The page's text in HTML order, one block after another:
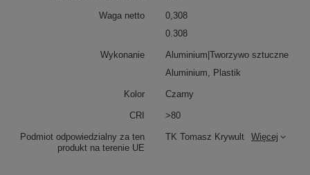
Podmiot odpowiedzialny za ten
produkt na terenie UE
TK Tomasz Krywult Więcej
Waga netto
0,308
0.308
Wykonanie
Aluminium|Tworzywo sztuczne
Aluminium, Plastik
Kolor Czarny
CRI >80